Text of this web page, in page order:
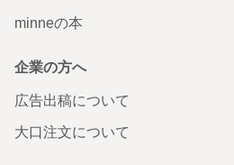
minneの本
企業の方へ
広告出稿について
大口注文について